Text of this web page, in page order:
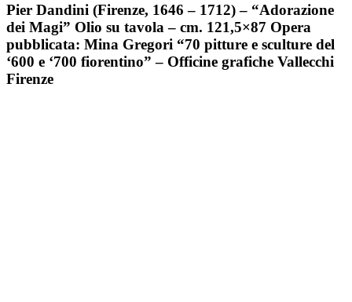
Pier Dandini (Firenze, 1646 – 1712) – “Adorazione
dei Magi” Olio su tavola – cm. 121,5×87 Opera
pubblicata: Mina Gregori “70 pitture e sculture del
‘600 e ‘700 fiorentino” – Officine grafiche Vallecchi
Firenze